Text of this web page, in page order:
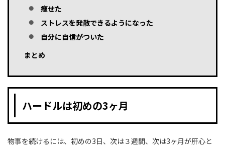
痩せた
ストレスを発散できるようになった
自分に自信がついた
まとめ
ハードルは初めの3ヶ月
物事を続けるには、初めの3日、次は３週間、次は3ヶ月が肝心と